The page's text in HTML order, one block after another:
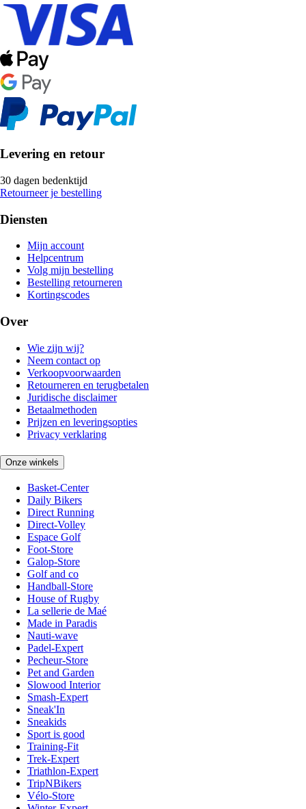
Levering en retour
30 dagen bedenktijd
Retourneer je bestelling
Diensten
Mijn account
Helpcentrum
Volg mijn bestelling
Bestelling retourneren
Kortingscodes
Over
Wie zijn wij?
Neem contact op
Verkoopvoorwaarden
Retourneren en terugbetalen
Juridische disclaimer
Betaalmethoden
Prijzen en leveringsopties
Privacy verklaring
Onze winkels
Basket-Center
Daily Bikers
Direct Running
Direct-Volley
Espace Golf
Foot-Store
Galop-Store
Golf and co
Handball-Store
House of Rugby
La sellerie de Maé
Made in Paradis
Nauti-wave
Padel-Expert
Pecheur-Store
Pet and Garden
Slowood Interior
Smash-Expert
Sneak'In
Sneakids
Sport is good
Training-Fit
Trek-Expert
Triathlon-Expert
TripNBikers
Vélo-Store